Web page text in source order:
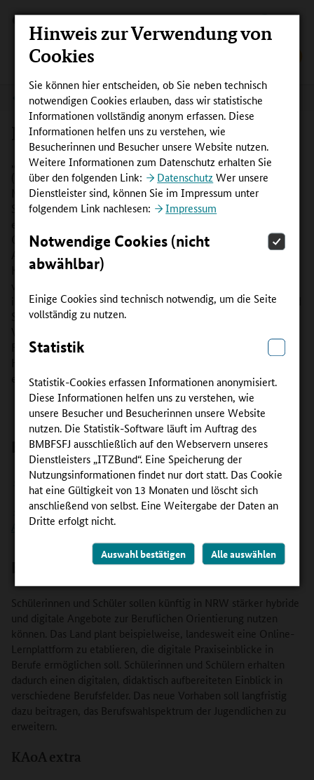
Hinweis zur Verwendung von
Cookies
Sie können hier entscheiden, ob Sie neben technisch
notwendigen Cookies erlauben, dass wir statistische
Informationen vollständig anonym erfassen. Diese
Informationen helfen uns zu verstehen, wie
Besucherinnen und Besucher unsere Website nutzen.
Weitere Informationen zum Datenschutz erhalten Sie
über den folgenden Link:
Datenschutz Wer unsere
Dienstleister sind, können Sie im Impressum unter
folgendem Link nachlesen:
Impressum
Notwendige Cookies (nicht
abwählbar)
Einige Cookies sind technisch notwendig, um die Seite
vollständig zu nutzen.
Statistik
Statistik-Cookies erfassen Informationen anonymisiert.
Diese Informationen helfen uns zu verstehen, wie
unsere Besucher und Besucherinnen unsere Website
nutzen. Die Statistik-Software läuft im Auftrag des
BMBFSFJ ausschließlich auf den Webservern unseres
Dienstleisters „ITZBund“. Eine Speicherung der
Nutzungsinformationen findet nur dort statt. Das Cookie
hat eine Gültigkeit von 13 Monaten und löscht sich
anschließend von selbst. Eine Weitergabe der Daten an
Dritte erfolgt nicht.
Auswahl bestätigen Alle auswählen
Bildungsketten-Projektlandkarte
Nordrhein-Westfalen
„Kein Abschluss ohne Anschluss – Übergang Schule-Beruf
(KAoA) in NRW“ ist die Landesinitiative, um junge
Menschen bestmöglich bei der Ausbildungs- und
Studienwahl zu unterstützen. Die Umsetzung von KAoA
Orientierung, Übergang von der Schule in den Beruf, die
Attraktivität der dualen Ausbildung und Kommunale
Koordinierung. Mit KAoA hat NRW ein landesweit
inklusives Gesamtsystem von der Schule in Ausbildung und
Studium eingeführt. Mit der neuen Bildungsketten-
Förderlücken. So will das Land in verschiedenen
entwickeln insbesondere in der Beruflichen Orientierung.
Bildungsketten-Vereinbarung
Bildungsketten-Vereinbarung ab 2021 Nordrhein-Westfalen
Bildungsketten-Vereinbarung ab 2021 Nordrhein-Westfalen:
Anlage 1
Berufliche Orientierung
Schülerinnen und Schüler sollen künftig in NRW stärker hybride
und digitale Angebote zur Beruflichen Orientierung nutzen
können. Das Land plant beispielweise, landesweit eine Online-
Lernplattform zu etablieren, die digitale Praxiseinblicke in
Berufe ermöglichen soll. Schülerinnen und Schülern erhalten
dadurch einen digitalen, didaktisch aufbereiteten Einblick in
verschiedene Berufsfelder. Das neue Vorhaben soll langfristig
dazu beitragen, das Berufswahlspektrum der Jugendlichen zu
erweitern.
KAoA extra